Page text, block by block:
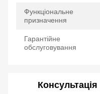
Функціональне
призначення
Гарантійне
обслуговування
Консультація